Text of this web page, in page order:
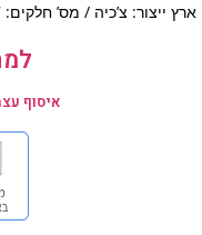
ארץ ייצור: צ’כיה / מס’ חלקים: 237
איסוף